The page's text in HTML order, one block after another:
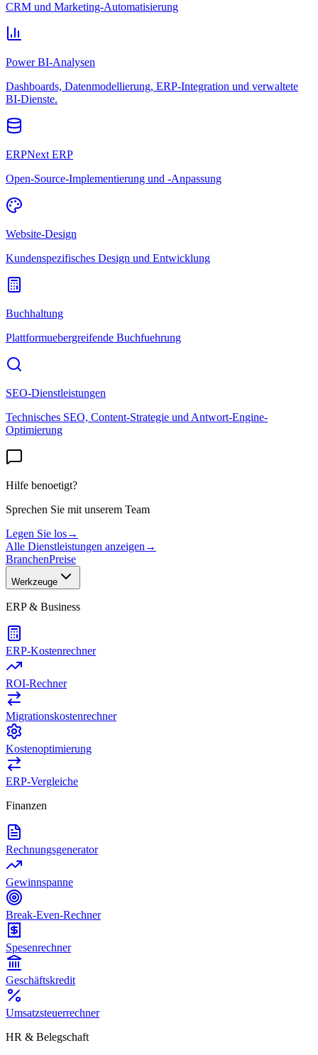
CRM und Marketing-Automatisierung
Power BI-Analysen
Dashboards, Datenmodellierung, ERP-Integration und verwaltete
BI-Dienste.
ERPNext ERP
Open-Source-Implementierung und -Anpassung
Website-Design
Kundenspezifisches Design und Entwicklung
Buchhaltung
Plattformuebergreifende Buchfuehrung
SEO-Dienstleistungen
Technisches SEO, Content-Strategie und Antwort-Engine-
Optimierung
Hilfe benoetigt?
Sprechen Sie mit unserem Team
Legen Sie los→
Alle Dienstleistungen anzeigen →
BranchenPreise
Werkzeuge
ERP & Business
ERP-Kostenrechner
ROI-Rechner
Migrationskostenrechner
Kostenoptimierung
ERP-Vergleiche
Finanzen
Rechnungsgenerator
Gewinnspanne
Break-Even-Rechner
Spesenrechner
Geschäftskredit
Umsatzsteuerrechner
HR & Belegschaft